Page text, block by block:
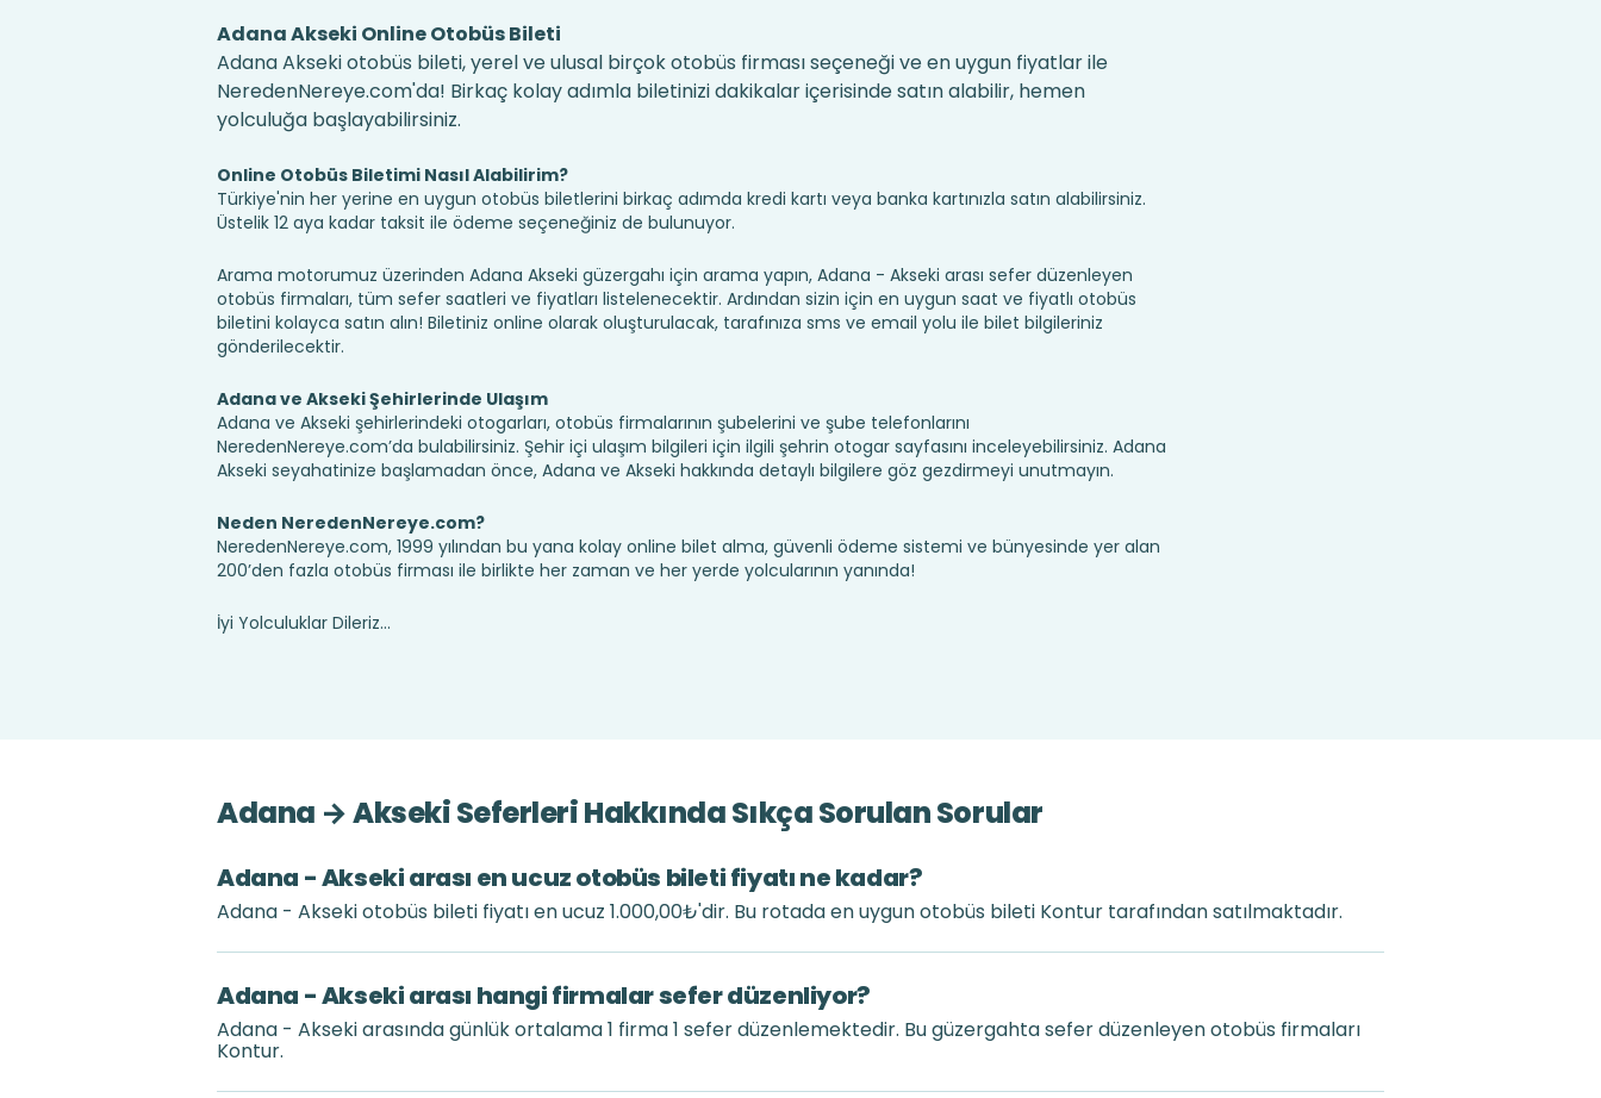
Adana Akseki Online Otobüs Bileti
Adana Akseki otobüs bileti, yerel ve ulusal birçok otobüs firması seçeneği ve en uygun fiyatlar ile
NeredenNereye.com'da! Birkaç kolay adımla biletinizi dakikalar içerisinde satın alabilir, hemen
yolculuğa başlayabilirsiniz.
Online Otobüs Biletimi Nasıl Alabilirim?
Türkiye'nin her yerine en uygun otobüs biletlerini birkaç adımda kredi kartı veya banka kartınızla satın alabilirsiniz.
Üstelik 12 aya kadar taksit ile ödeme seçeneğiniz de bulunuyor.
Arama motorumuz üzerinden Adana Akseki güzergahı için arama yapın, Adana - Akseki arası sefer düzenleyen
otobüs firmaları, tüm sefer saatleri ve fiyatları listelenecektir. Ardından sizin için en uygun saat ve fiyatlı otobüs
biletini kolayca satın alın! Biletiniz online olarak oluşturulacak, tarafınıza sms ve email yolu ile bilet bilgileriniz
gönderilecektir.
Adana ve Akseki Şehirlerinde Ulaşım
Adana ve Akseki şehirlerindeki otogarları, otobüs firmalarının şubelerini ve şube telefonlarını
NeredenNereye.com’da bulabilirsiniz. Şehir içi ulaşım bilgileri için ilgili şehrin otogar sayfasını inceleyebilirsiniz. Adana
Akseki seyahatinize başlamadan önce, Adana ve Akseki hakkında detaylı bilgilere göz gezdirmeyi unutmayın.
Neden NeredenNereye.com?
NeredenNereye.com, 1999 yılından bu yana kolay online bilet alma, güvenli ödeme sistemi ve bünyesinde yer alan
200’den fazla otobüs firması ile birlikte her zaman ve her yerde yolcularının yanında!
İyi Yolculuklar Dileriz...
Adana → Akseki Seferleri Hakkında Sıkça Sorulan Sorular
Adana - Akseki arası en ucuz otobüs bileti fiyatı ne kadar?
Adana - Akseki otobüs bileti fiyatı en ucuz 1.000,00₺'dir. Bu rotada en uygun otobüs bileti Kontur tarafından satılmaktadır.
Adana - Akseki arası hangi firmalar sefer düzenliyor?
Adana - Akseki arasında günlük ortalama 1 firma 1 sefer düzenlemektedir. Bu güzergahta sefer düzenleyen otobüs firmaları
Kontur.